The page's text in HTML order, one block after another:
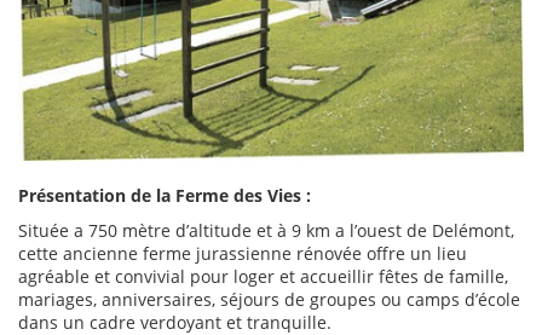
Présentation de la Ferme des Vies :
Située a 750 mètre d’altitude et à 9 km a l’ouest de Delémont,
cette ancienne ferme jurassienne rénovée offre un lieu
agréable et convivial pour loger et accueillir fêtes de famille,
mariages, anniversaires, séjours de groupes ou camps d’école
dans un cadre verdoyant et tranquille.